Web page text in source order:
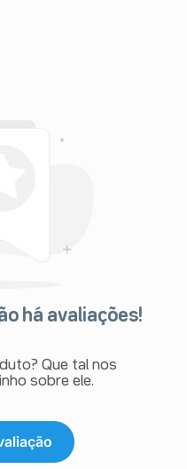
há avaliações!
Que tal nos
sobre ele.